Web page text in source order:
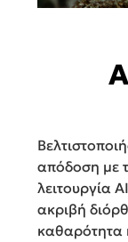
απόδοση με
λειτουργία
ακριβή
καθαρότητα